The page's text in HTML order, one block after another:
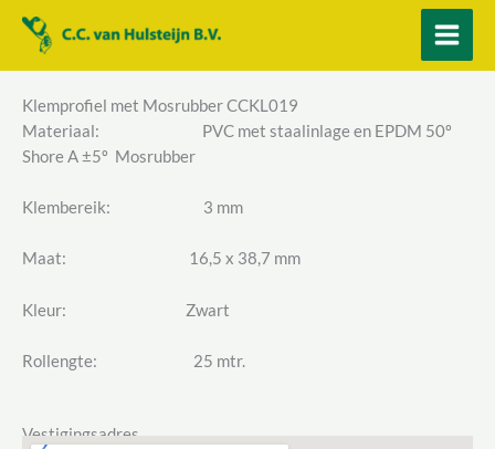
naar
Klemprofiel met Mosrubber CCKL019
Materiaal: PVC met staalinlage en EPDM 50º
Shore A ±5º Mosrubber
Klembereik: 3 mm
Maat: 16,5 x 38,7 mm
Kleur: Zwart
Rollengte: 25 mtr.
Vestigingsadres